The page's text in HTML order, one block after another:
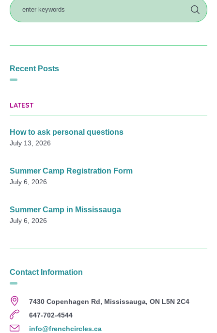
Recent Posts
LATEST
How to ask personal questions
July 13, 2026
Summer Camp Registration Form
July 6, 2026
Summer Camp in Mississauga
July 6, 2026
Contact Information
7430 Copenhagen Rd, Mississauga, ON L5N 2C4
647-702-4544
info@frenchcircles.ca